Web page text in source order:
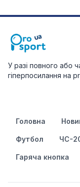
У разі повного або
гіперпосилання на
Головна
Футбол ЧС-
Гаряча кнопка